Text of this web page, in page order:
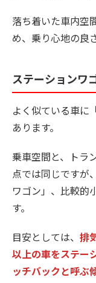
落ち着いた車内空
め、乗り心地の良
ステーションワ
よく似ている車に
あります。
乗車空間と、トラ
点では同じですが
ワゴン」、比較的
す。
目安としては、 排
以上の車をステー
ッチバックと呼ぶ